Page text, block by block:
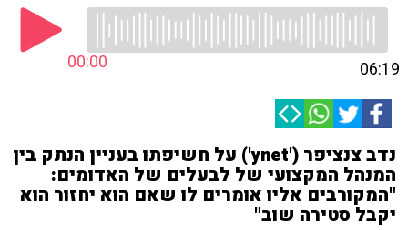
00:00 06:19
נדב צנציפר ('ynet') על חשיפתו בעניין הנתק בין
המנהל המקצועי של לבעלים של האדומים:
"המקורבים אליו אומרים לו שאם הוא יחזור הוא
יקבל סטירה שוב"